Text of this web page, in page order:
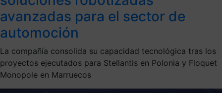
avanzadas para el sector de
automoción
La compañía consolida su capacidad tecnológica tras los
proyectos ejecutados para Stellantis en Polonia y Floquet
Monopole en Marruecos